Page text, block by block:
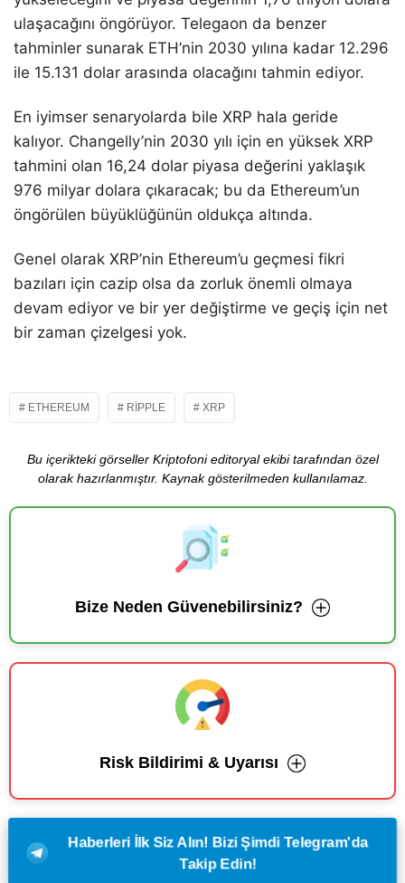
ulaşacağını öngörüyor. Telegaon da benzer
tahminler sunarak ETH’nin 2030 yılına kadar 12.296
ile 15.131 dolar arasında olacağını tahmin ediyor.
En iyimser senaryolarda bile XRP hala geride
kalıyor. Changelly’nin 2030 yılı için en yüksek XRP
tahmini olan 16,24 dolar piyasa değerini yaklaşık
976 milyar dolara çıkaracak; bu da Ethereum’un
öngörülen büyüklüğünün oldukça altında.
Genel olarak XRP’nin Ethereum’u geçmesi fikri
bazıları için cazip olsa da zorluk önemli olmaya
devam ediyor ve bir yer değiştirme ve geçiş için net
bir zaman çizelgesi yok.
ETHEREUM RIPPLE XRP
Bu içerikteki görseller Kriptofoni editoryal ekibi tarafından özel
olarak hazırlanmıştır. Kaynak gösterilmeden kullanılamaz.
Bize Neden Güvenebilirsiniz?
Risk Bildirimi & Uyarısı
Haberleri İlk Siz Alın! Bizi Şimdi Telegram'da
Takip Edin!